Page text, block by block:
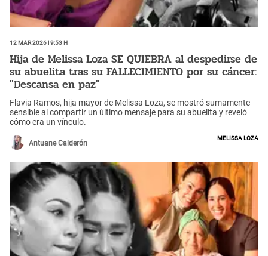
12 Mar 2026 | 9:53 h
Hija de Melissa Loza SE QUIEBRA al despedirse de
su abuelita tras su FALLECIMIENTO por su cáncer:
"Descansa en paz"
Flavia Ramos, hija mayor de Melissa Loza, se mostró sumamente
sensible al compartir un último mensaje para su abuelita y reveló
cómo era un vínculo.
Antuane Calderón
Melissa Loza